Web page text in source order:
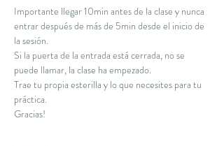
Importante llegar 10min antes de la clase y nunca
entrar después de más de 5min desde el inicio de
la sesión.
Si la puerta de la entrada está cerrada, no se
puede llamar, la clase ha empezado.
Trae tu propia esterilla y lo que necesites para tu
práctica.
Gracias!